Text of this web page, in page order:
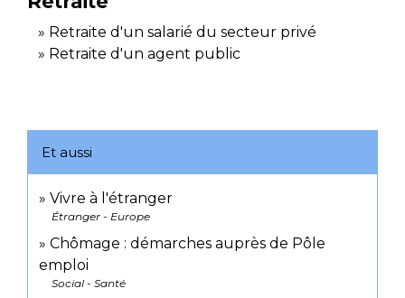
Retraite d'un salarié du secteur privé
Retraite d'un agent public
Et aussi
Vivre à l'étranger
Étranger - Europe
Chômage : démarches auprès de Pôle
emploi
Social - Santé